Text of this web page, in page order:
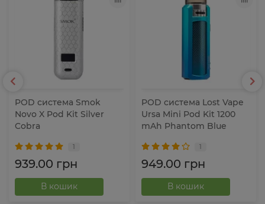
POD система Smok
Novo X Pod Kit Silver
Cobra
1
939.00 грн
В кошик
POD система Lost Vape
Ursa Mini Pod Kit 1200
mAh Phantom Blue
1
949.00 грн
В кошик